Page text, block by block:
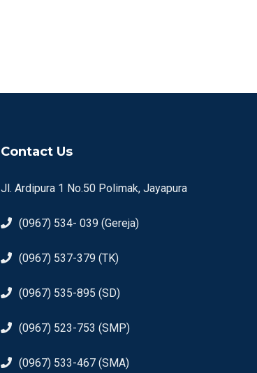
Contact Us
Jl. Ardipura 1 No.50 Polimak, Jayapura
(0967) 534- 039 (Gereja)
(0967) 537-379 (TK)
(0967) 535-895 (SD)
(0967) 523-753 (SMP)
(0967) 533-467 (SMA)